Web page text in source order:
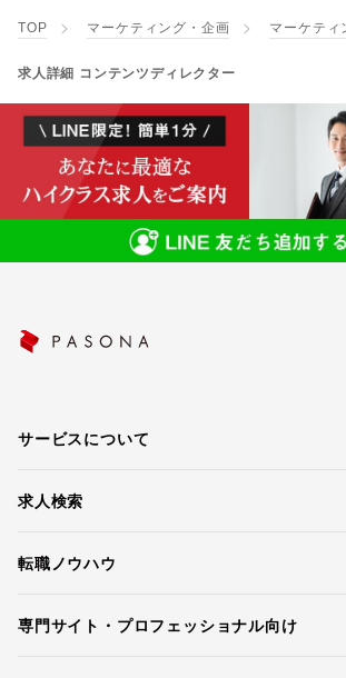
TOP マーケティング・企画 マーケティ
求人詳細 コンテンツディレクター
サービスについて
求人検索
転職ノウハウ
専門サイト・プロフェッショナル向け